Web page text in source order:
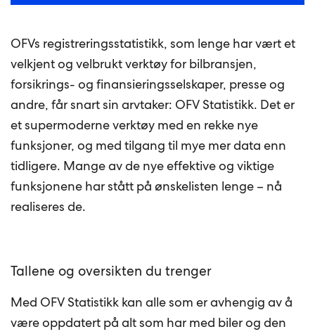
OFVs registreringsstatistikk, som lenge har vært et
velkjent og velbrukt verktøy for bilbransjen,
forsikrings- og finansieringsselskaper, presse og
andre, får snart sin arvtaker: OFV Statistikk. Det er
et supermoderne verktøy med en rekke nye
funksjoner, og med tilgang til mye mer data enn
tidligere. Mange av de nye effektive og viktige
funksjonene har stått på ønskelisten lenge – nå
realiseres de.
Tallene og oversikten du trenger
Med OFV Statistikk kan alle som er avhengig av å
være oppdatert på alt som har med biler og den